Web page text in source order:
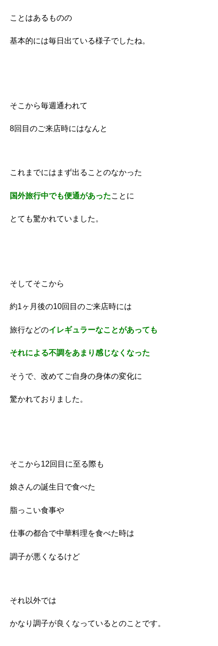
ことはあるものの
基本的には毎日出ている様子でしたね。
そこから毎週通われて
8回目のご来店時にはなんと
これまでにはまず出ることのなかった
国外旅行中でも便通があったことに
とても驚かれていました。
そしてそこから
約1ヶ月後の10回目のご来店時には
旅行などのイレギュラーなことがあっても
それによる不調をあまり感じなくなった
そうで、改めてご自身の身体の変化に
驚かれておりました。
そこから12回目に至る際も
娘さんの誕生日で食べた
脂っこい食事や
仕事の都合で中華料理を食べた時は
調子が悪くなるけど
それ以外では
かなり調子が良くなっているとのことです。